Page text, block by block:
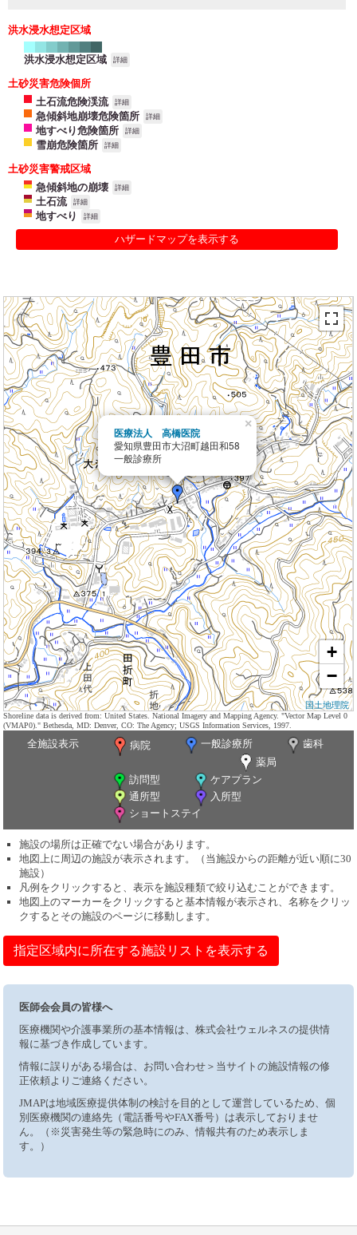
洪水浸水想定区域
洪水浸水想定区域 詳細
土砂災害危険個所
土石流危険渓流
詳細
急傾斜地崩壊危険箇所 詳細
地すべり危険箇所 詳細
雪崩危険箇所 詳細
土砂災害警戒区域
急傾斜地の崩壊
詳細
土石流 詳細
地すべり 詳細
ハザードマップを表示する
医療法人 高橋医院
愛知県豊田市大沼町越田和58
一般診療所
×
+
−
国土地理院
Shoreline data is derived from: United States. National Imagery and Mapping Agency. "Vector Map Level 0
(VMAP0)." Bethesda, MD: Denver, CO: The Agency; USGS Information Services, 1997.
全施設表示 病院 一般診療所
歯科
薬局
訪問型
ケアプラン
通所型
入所型
ショートステイ
施設の場所は正確でない場合があります。
地図上に周辺の施設が表示されます。（当施設からの距離が近い順に30
施設）
凡例をクリックすると、表示を施設種類で絞り込むことができます。
地図上のマーカーをクリックすると基本情報が表示され、名称をクリッ
クするとその施設のページに移動します。
指定区域内に所在する施設リストを表示する
医師会会員の皆様へ
医療機関や介護事業所の基本情報は、株式会社ウェルネスの提供情
報に基づき作成しています。
情報に誤りがある場合は、お問い合わせ＞当サイトの施設情報の修
正依頼よりご連絡ください。
JMAPは地域医療提供体制の検討を目的として運営しているため、個
別医療機関の連絡先（電話番号やFAX番号）は表示しておりませ
ん。（※災害発生等の緊急時にのみ、情報共有のため表示しま
す。）